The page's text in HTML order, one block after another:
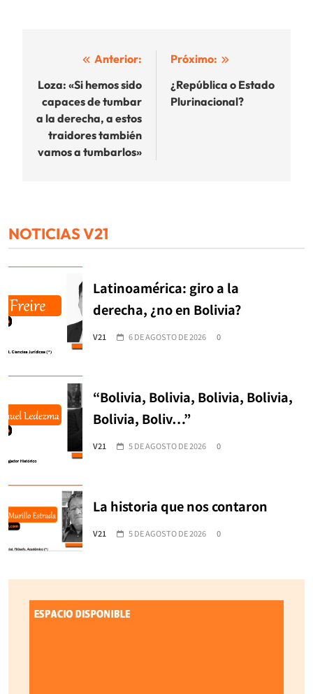
Navegación
de
entradas
Anterior:
Loza: «Si hemos sido
capaces de tumbar
a la derecha, a estos
traidores también
vamos a tumbarlos»
Próximo:
¿República o Estado
Plurinacional?
NOTICIAS V21
Latinoamérica: giro a la
derecha, ¿no en Bolivia?
V21 6 DE AGOSTO DE 2026 0
“Bolivia, Bolivia, Bolivia, Bolivia,
Bolivia, Boliv…”
V21 5 DE AGOSTO DE 2026 0
La historia que nos contaron
V21 5 DE AGOSTO DE 2026 0